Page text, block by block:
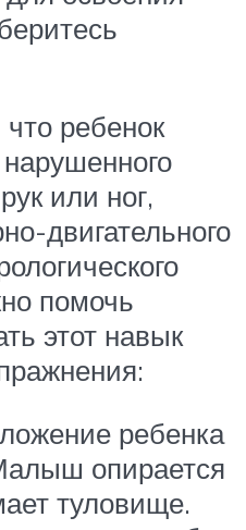
ребенок
нарушенного
или ног,
двигательного
помочь
этот навык
ребенка
опирается
туловище.